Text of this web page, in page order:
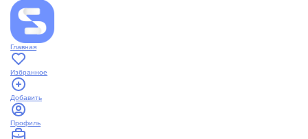
Главная
Избранное
Добавить
Профиль